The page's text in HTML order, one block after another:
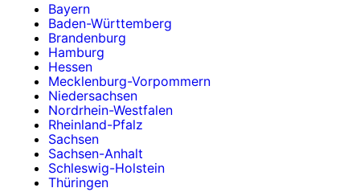
Bayern
Baden-Württemberg
Brandenburg
Hamburg
Hessen
Mecklenburg-Vorpommern
Niedersachsen
Nordrhein-Westfalen
Rheinland-Pfalz
Sachsen
Sachsen-Anhalt
Schleswig-Holstein
Thüringen